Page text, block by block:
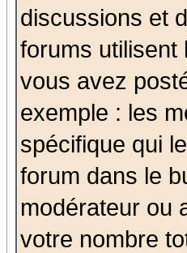
discussions et
forums utilisent
vous avez
exemple : les
spécifique qui
forum dans le
modérateur ou
votre nombre